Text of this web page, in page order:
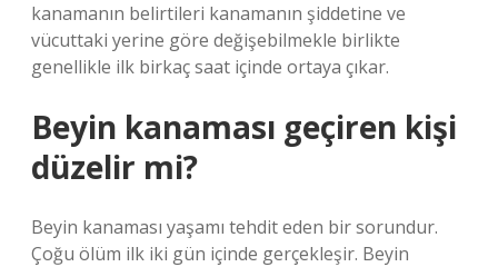
kanamanın belirtileri kanamanın şiddetine ve
vücuttaki yerine göre değişebilmekle birlikte
genellikle ilk birkaç saat içinde ortaya çıkar.
Beyin kanaması geçiren kişi
düzelir mi?
Beyin kanaması yaşamı tehdit eden bir sorundur.
Çoğu ölüm ilk iki gün içinde gerçekleşir. Beyin